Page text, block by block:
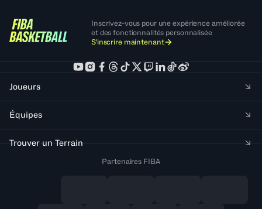
Inscrivez-vous pour une expérience améliorée
et des fonctionnalités personnalisée
S'inscrire maintenant
Joueurs
Équipes
Trouver un Terrain
Partenaires FIBA